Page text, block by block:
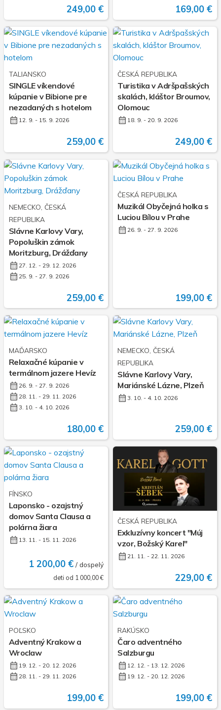
249,00 € 169,00 €
TALIANSKO
SINGLE víkendové
kúpanie v Bibione pre
nezadaných s hotelom
12. 9. - 15. 9. 2026
259,00 €
ČESKÁ REPUBLIKA
Turistika v Adršpašských
skalách, kláštor Broumov,
Olomouc
18. 9. - 20. 9. 2026
249,00 €
NEMECKO, ČESKÁ
REPUBLIKA
Slávne Karlovy Vary,
Popoluškin zámok
Moritzburg, Drážďany
27. 12. - 29. 12. 2026
25. 9. - 27. 9. 2026
259,00 €
ČESKÁ REPUBLIKA
Muzikál Obyčejná holka s
Luciou Bílou v Prahe
26. 9. - 27. 9. 2026
199,00 €
MAĎARSKO
Relaxačné kúpanie v
termálnom jazere Hevíz
26. 9. - 27. 9. 2026
28. 11. - 29. 11. 2026
3. 10. - 4. 10. 2026
180,00 €
NEMECKO, ČESKÁ
REPUBLIKA
Slávne Karlovy Vary,
Mariánské Lázne, Plzeň
3. 10. - 4. 10. 2026
259,00 €
FÍNSKO
Laponsko - ozajstný
domov Santa Clausa a
polárna žiara
13. 11. - 15. 11. 2026
1 200,00 €/ dospelý
deti od 1 000,00 €
ČESKÁ REPUBLIKA
Exkluzívny koncert "Múj
vzor, Božský Karel"
21. 11. - 22. 11. 2026
229,00 €
POĽSKO
Adventný Krakow a
Wroclaw
19. 12. - 20. 12. 2026
28. 11. - 29. 11. 2026
199,00 €
RAKÚSKO
Čaro adventného
Salzburgu
12. 12. - 13. 12. 2026
19. 12. - 20. 12. 2026
199,00 €